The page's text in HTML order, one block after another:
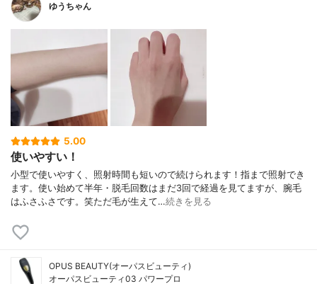
ゆうちゃん
5.00
使いやすい！
小型で使いやすく、照射時間も短いので続けられます！指まで照射でき
ます。使い始めて半年・脱毛回数はまだ3回で経過を見てますが、腕毛
はふさふさです。笑ただ毛が生えて…続きを見る
OPUS BEAUTY(オーパスビューティ)
オーパスビューティ03 パワープロ